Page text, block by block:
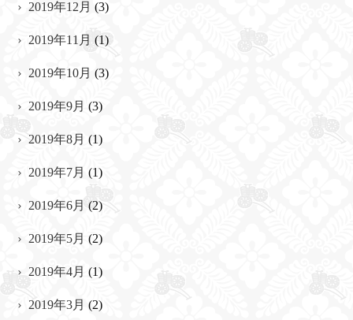
2019年12月 (3)
2019年11月 (1)
2019年10月 (3)
2019年9月 (3)
2019年8月 (1)
2019年7月 (1)
2019年6月 (2)
2019年5月 (2)
2019年4月 (1)
2019年3月 (2)